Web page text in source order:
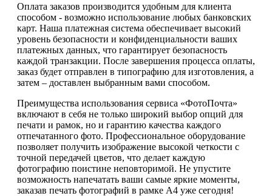
Оплата заказов производится удобным для клиента
способом - возможно использование любых банковских
карт. Наша платежная система обеспечивает высокий
уровень безопасности и конфиденциальности ваших
платежных данных, что гарантирует безопасность
каждой транзакции. После завершения процесса оплаты,
заказ будет отправлен в типографию для изготовления, а
затем – доставлен выбранным вами способом.
Преимущества использования сервиса «ФотоПочта»
включают в себя не только широкий выбор опций для
печати и рамок, но и гарантию качества каждого
отпечатанного фото. Профессиональное оборудование
позволяет получить изображение высокой четкости с
точной передачей цветов, что делает каждую
фотографию поистине неповторимой. Не упустите
возможность напечатать ваши самые яркие моменты,
заказав печать фотографий в рамке А4 уже сегодня!